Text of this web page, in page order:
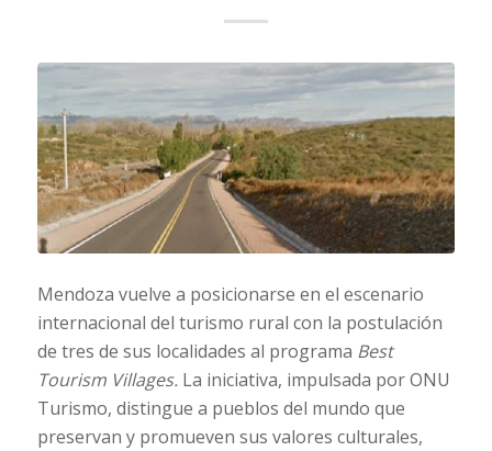
Mendoza vuelve a posicionarse en el escenario
internacional del turismo rural con la postulación
de tres de sus localidades al programa Best
Tourism Villages. La iniciativa, impulsada por ONU
Turismo, distingue a pueblos del mundo que
preservan y promueven sus valores culturales,